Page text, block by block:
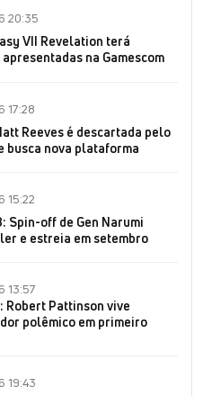
20:35
VII Revelation terá
na Gamescom
17:28
Reeves é descartada pelo
busca nova plataforma
15:22
Spin-off de Gen Narumi
e estreia em setembro
13:57
Robert Pattinson vive
polêmico em primeiro
19:43